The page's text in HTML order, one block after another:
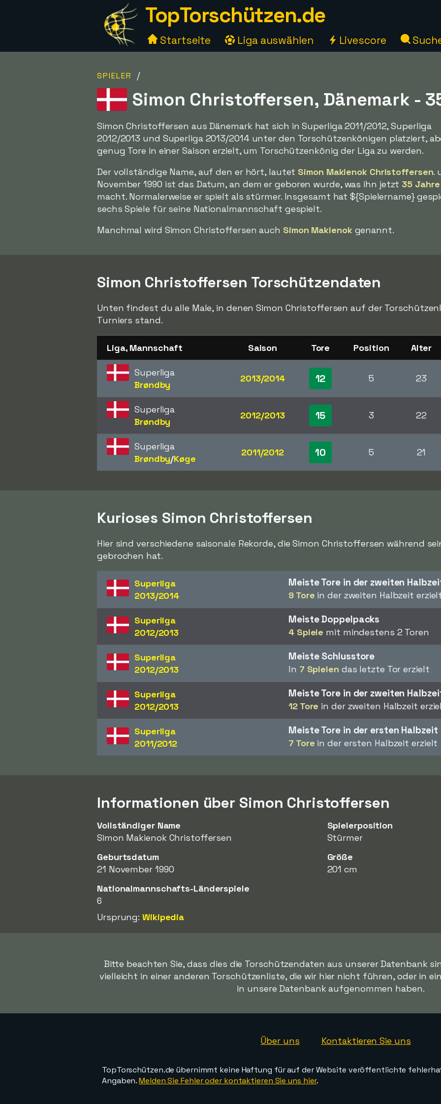
TopTorschützen.de
Startseite Liga auswählen Livescore
SPIELER /
Simon Christoffersen, Dänemark -
Simon Christoffersen aus Dänemark hat sich in Superliga 2011/2012, Superliga
2012/2013 und Superliga 2013/2014 unter den Torschützenkönigen platziert,
genug Tore in einer Saison erzielt, um Torschützenkönig der Liga zu werden.
Der vollständige Name, auf den er hört, lautet Simon Makienok Christoffersen.
November 1990 ist das Datum, an dem er geboren wurde, was ihn jetzt 35
macht. Normalerweise er spielt als stürmer. Insgesamt hat ${Spielername}
sechs Spiele für seine Nationalmannschaft gespielt.
Manchmal wird Simon Christoffersen auch Simon Makienokgenannt.
Simon Christoffersen Torschützendaten
Unten findest du alle Male, in denen Simon Christoffersen auf der
Turniers stand.
Liga, Mannschaft Saison Tore Position Alter
Superliga
Brøndby
2013/2014 12 5 23
Superliga
Brøndby
2012/2013 15 3 22
Superliga
Brøndby/​Køge
2011/2012 10 5 21
Kurioses Simon Christoffersen
Hier sind verschiedene saisonale Rekorde, die Simon Christoffersen während
gebrochen hat.
Superliga
2013/2014
Meiste Tore in der zweiten
9 Tore in der zweiten Halbzeit
Superliga
2012/2013
Meiste Doppelpacks
4 Spiele mit mindestens 2 Toren
Superliga
2012/2013
Meiste Schlusstore
In 7 Spielen das letzte Tor erzielt
Superliga
2012/2013
Meiste Tore in der zweiten
12 Tore in der zweiten Halbzeit
Superliga
2011/2012
Meiste Tore in der ersten Halbzeit
7 Tore in der ersten Halbzeit erzielt
Informationen über Simon Christoffersen
Vollständiger Name
Simon Makienok Christoffersen
Spielerposition
Stürmer
Geburtsdatum
21 November 1990
Größe
201 cm
Nationalmannschafts-Länderspiele
6
Ursprung: Wikipedia
Bitte beachten Sie, dass dies die Torschützendaten aus unserer Datenbank
vielleicht in einer anderen Torschützenliste, die wir hier nicht führen, oder in
in unsere Datenbank aufgenommen haben.
Über uns Kontaktieren Sie uns
TopTorschützen.de übernimmt keine Haftung für auf der Website veröffentlichte
Angaben.Melden Sie Fehler oder kontaktieren Sie uns hier.